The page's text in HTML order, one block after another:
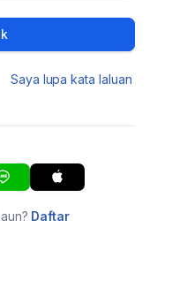
Saya lupa kata laluan
Daftar